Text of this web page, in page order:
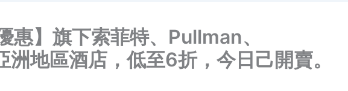
惠】旗下索菲特、Pullman、
地區酒店，低至6折，今日己開賣。